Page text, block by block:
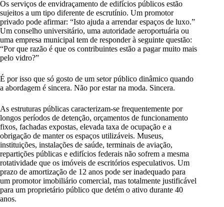
Os serviços de envidraçamento de edifícios públicos estão
sujeitos a um tipo diferente de escrutínio. Um promotor
privado pode afirmar: “Isto ajuda a arrendar espaços de luxo.”
Um conselho universitário, uma autoridade aeroportuária ou
uma empresa municipal tem de responder à seguinte questão:
“Por que razão é que os contribuintes estão a pagar muito mais
pelo vidro?”
É por isso que só gosto de um setor público dinâmico quando
a abordagem é sincera. Não por estar na moda. Sincera.
As estruturas públicas caracterizam-se frequentemente por
longos períodos de detenção, orçamentos de funcionamento
fixos, fachadas expostas, elevada taxa de ocupação e a
obrigação de manter os espaços utilizáveis. Museus,
instituições, instalações de saúde, terminais de aviação,
repartições públicas e edifícios federais não sofrem a mesma
rotatividade que os imóveis de escritórios especulativos. Um
prazo de amortização de 12 anos pode ser inadequado para
um promotor imobiliário comercial, mas totalmente justificável
para um proprietário público que detém o ativo durante 40
anos.